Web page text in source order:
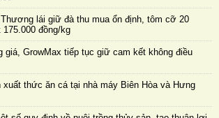
lái giữ đà thu mua ổn định, tôm cỡ 20
đồng/kg
giá, GrowMax tiếp tục giữ cam kết không điều
xuất thức ăn cá tại nhà máy Biên Hòa và Hưng